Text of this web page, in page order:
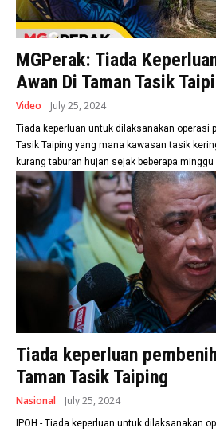
MGPerak: Tiada
Awan Di Taman Tasik
Video July 25, 2024
Tiada keperluan untuk dilaksanakan operasi
Tasik Taiping yang mana kawasan tasik
kurang taburan hujan sejak beberapa minggu
Tiada keperluan
Taman Tasik Taiping
Nasional July 25, 2024
IPOH - Tiada keperluan untuk dilaksanakan